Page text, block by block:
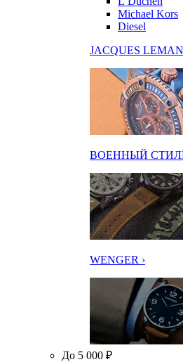
Michael Kors
Diesel
JACQUES
ВОЕННЫЙ
WENGER ›
До 5 000 ₽